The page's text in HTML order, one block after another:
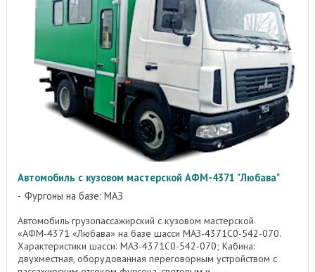
Автомобиль с кузовом мастерской АФМ-4371 "Любава"
Фургоны на базе: МАЗ
Автомобиль грузопассажирский с кузовом мастерской
«АФМ-4371 «Любава» на базе шасси МАЗ-4371С0-542-070.
Характеристики шасси: МАЗ-4371C0-542-070; Кабина:
двухместная, оборудованная переговорным устройством с